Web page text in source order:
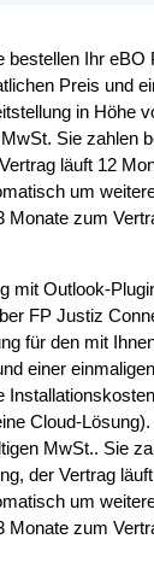
bestellen Ihr eBO
Preis und
in Höhe
Sie zahlen
läuft 12
um
Monate zum
mit Outlook-
FP Justiz
für den mit
einer
Cloud-
MwSt.. Sie
der Vertrag
um
Monate zum